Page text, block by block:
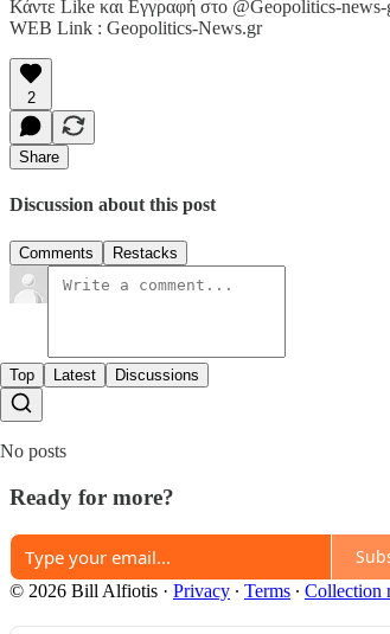
Κάντε Like και Εγγραφή στο @Geopolitics-news-
WEB Link : Geopolitics-News.gr
2
Share
Discussion about this post
Comments Restacks
Top Latest Discussions
No posts
Ready for more?
© 2026 Bill Alfiotis · Privacy ∙ Terms ∙ Collection